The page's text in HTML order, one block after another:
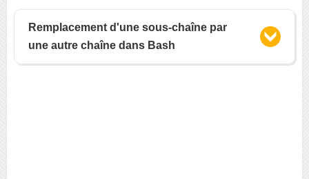
Remplacement d'une sous-chaîne par
une autre chaîne dans Bash